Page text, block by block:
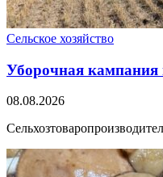
Сельское хозяйство
Уборочная кампания
08.08.2026